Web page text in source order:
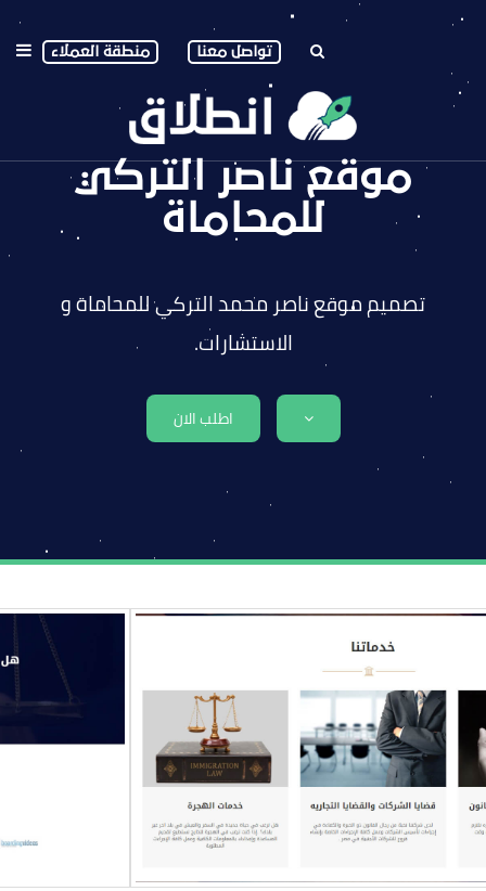
تواصل معنا منطقة العملاء
موقع ناصر التركي
للمحاماة
تصميم موقع ناصر محمد التركي للمحاماة و
الاستشارات.
اطلب الان